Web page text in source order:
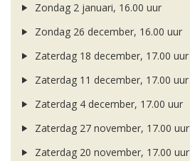
Zondag 2 januari, 16.00 uur
Zondag 26 december, 16.00 uur
Zaterdag 18 december, 17.00 uur
Zaterdag 11 december, 17.00 uur
Zaterdag 4 december, 17.00 uur
Zaterdag 27 november, 17.00 uur
Zaterdag 20 november, 17.00 uur